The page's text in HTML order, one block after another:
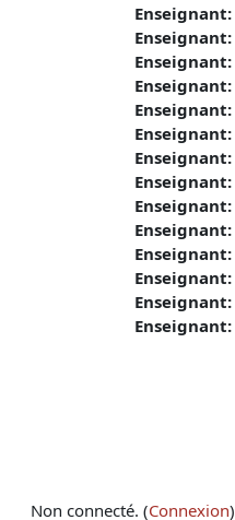
Enseignant:
Enseignant:
Enseignant:
Enseignant:
Enseignant:
Enseignant:
Enseignant:
Enseignant:
Enseignant:
Enseignant:
Enseignant:
Enseignant:
Enseignant:
Enseignant:
Non connecté. (Connexion)